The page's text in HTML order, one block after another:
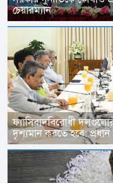
চেয়ারম্যান
ফ্যাসিবাদবিরোধী
দৃশ্যমান করতে হবে: প্রধান